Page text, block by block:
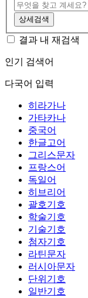
상세검색
결과 내 재검색
인기 검색어
다국어 입력
히라가나
가타카나
중국어
한글고어
그리스문자
프랑스어
독일어
히브리어
괄호기호
학술기호
기술기호
첨자기호
라틴문자
러시아문자
단위기호
일반기호